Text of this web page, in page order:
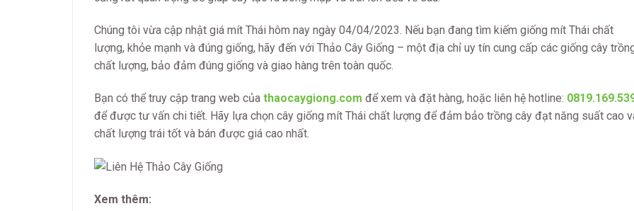
Chúng tôi vừa cập nhật giá mít Thái hôm nay ngày 04/04/2023. Nếu bạn đang tìm kiếm giống mít Thái chất
lượng, khỏe mạnh và đúng giống, hãy đến với Thảo Cây Giống – một địa chỉ uy tín cung cấp các giống cây
chất lượng, bảo đảm đúng giống và giao hàng trên toàn quốc.
Bạn có thể truy cập trang web của thaocaygiong.com để xem và đặt hàng, hoặc liên hệ hotline:
để được tư vấn chi tiết. Hãy lựa chọn cây giống mít Thái chất lượng để đảm bảo trồng cây đạt năng suất cao
chất lượng trái tốt và bán được giá cao nhất.
Xem thêm: